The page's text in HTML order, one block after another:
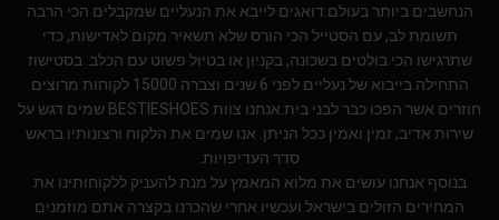
הנחשבים ביותר בעולם.דואגים לייבא את הנעליים שמקבלים הכי הרבה
תשומת לב, עם הסטייל הכי הורס שלא תשאיר מקום לאדישות, כדי
שתרגישו הכי בולטים בשכונה, בקניון או בטיול פשוט עם הכלב. בסטישוז
התחילה בייבוא של נעליים לפני 6 שנים וצברה 15000 לקוחות מרוצים
חוזרים אשר הפכו כבר לבני בית.אנחנו צוות BESTIESHOES שמים דגש על
שירות אדיב, זמין ואמין ככל הניתן. אנו שמים את הלקוח ורצונותיו בראש
סדר העדיפויות.
בנוסף אנחנו עושים את מלוא המאמץ על מנת להעניק ללקוחותינו את
המחירים הזולים בישראל.ועכשיו אחרי שהכרנו בקצרה אתם מוזמנים